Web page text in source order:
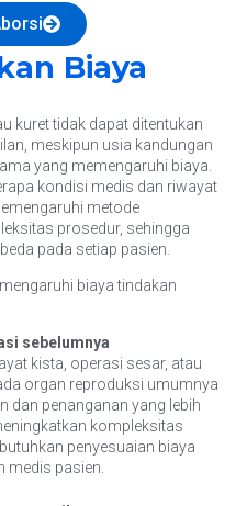
Biaya
kuret tidak dapat ditentukan
meskipun usia kandungan
yang memengaruhi biaya.
kondisi medis dan riwayat
metode
prosedur, sehingga
pada setiap pasien.
biaya tindakan
sebelumnya
kista, operasi sesar, atau
organ reproduksi umumnya
dan penanganan yang lebih
kompleksitas
penyesuaian biaya
medis pasien.